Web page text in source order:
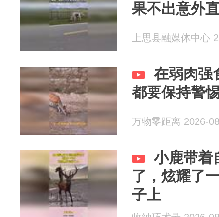
果不出意外
上思县融媒体中心
在弱肉强
都要保持警
万物零距离 2026-
小鹿带着
了，炫耀了
子上